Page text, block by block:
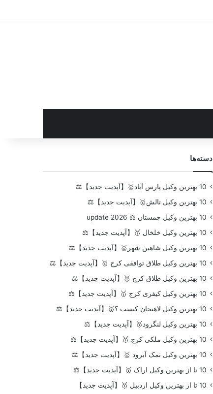
دسته‌ها
10 بهترین وکیل پارس آباد🥇【آپدیت جدید】⚖️
10 بهترین وکیل تالش🥇【آپدیت جدید】⚖️
10 بهترین وکیل چمستان ⚖️ update 2026
10 بهترین وکیل خلخال 🥇【آپدیت جدید】⚖️
10 بهترین وکیل شاهین شهر🥇【آپدیت جدید】⚖️
10 بهترین وکیل طلاق توافقی کرج 🥇【آپدیت جدید】⚖️
10 بهترین وکیل طلاق کرج 🥇【آپدیت جدید】⚖️
10 بهترین وکیل کیفری کرج 🥇【آپدیت جدید】⚖️
10 بهترین وکیل لاهیجان کیست ؟🥇【آپدیت جدید】⚖️
10 بهترین وکیل لنگرود🥇【آپدیت جدید】⚖️
10 بهترین وکیل ملکی کرج 🥇【آپدیت جدید】⚖️
10 بهترین وکیل نمک آبرود 🥇【آپدیت جدید】⚖️
10 تا از بهترین وکیل اراک 🥇【آپدیت جدید】⚖️
10 تا از بهترین وکیل اردبیل 🥇【آپدیت جدید】